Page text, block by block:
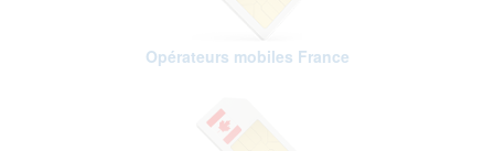
Opérateurs mobiles France